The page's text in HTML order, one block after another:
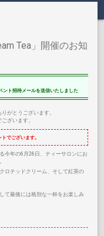
Tea」開催のお知
ント招待メールを送信いたしました
がとうございます。
ざいます。
でございます。
今年の6月26日、ティーサロンにお
ロテッドクリーム、そして紅茶の
て最後には格別な一杯をお楽しみ